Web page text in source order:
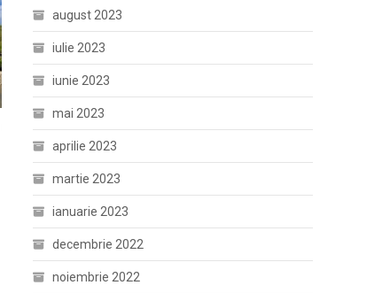
august 2023
iulie 2023
iunie 2023
mai 2023
aprilie 2023
martie 2023
ianuarie 2023
decembrie 2022
noiembrie 2022